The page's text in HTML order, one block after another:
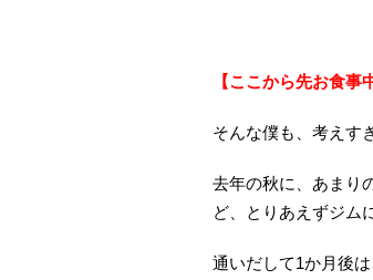
【ここから先お食事
そんな僕も、考えす
去年の秋に、あまり
ど、とりあえずジム
通いだして1か月後